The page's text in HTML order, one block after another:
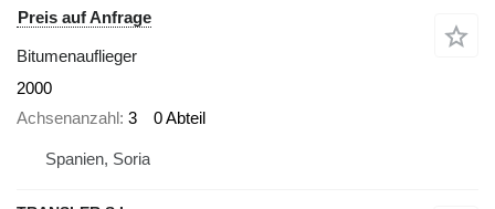
Preis auf Anfrage
Bitumenauflieger
2000
Achsenanzahl 3 0 Abteil
Spanien, Soria